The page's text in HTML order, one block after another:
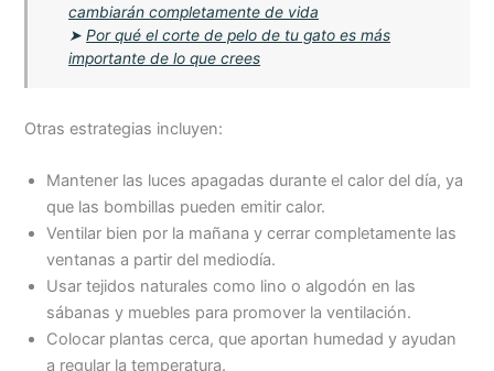
cambiarán completamente de vida
➤Por qué el corte de pelo de tu gato es más
importante de lo que crees
Otras estrategias incluyen:
Mantener las luces apagadas durante el calor del día, ya
que las bombillas pueden emitir calor.
Ventilar bien por la mañana y cerrar completamente las
ventanas a partir del mediodía.
Usar tejidos naturales como lino o algodón en las
sábanas y muebles para promover la ventilación.
Colocar plantas cerca, que aportan humedad y ayudan
a regular la temperatura.